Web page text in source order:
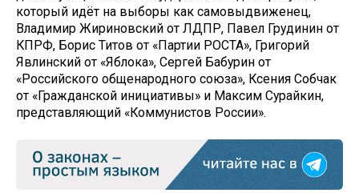
который идёт на выборы как самовыдвиженец,
Владимир Жириновский от ЛДПР, Павел Грудинин от
КПРФ, Борис Титов от «Партии РОСТА», Григорий
Явлинский от «Яблока», Сергей Бабурин от
«Российского общенародного союза», Ксения Собчак
от «Гражданской инициативы» и Максим Сурайкин,
представляющий «Коммунистов России».